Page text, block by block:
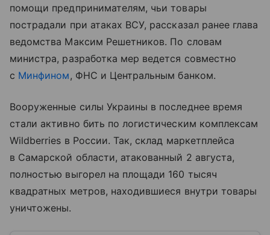
помощи предпринимателям, чьи товары
пострадали при атаках ВСУ, рассказал ранее глава
ведомства Максим Решетников. По словам
министра, разработка мер ведется совместно
с Минфином, ФНС и Центральным банком.
Вооруженные силы Украины в последнее время
стали активно бить по логистическим комплексам
Wildberries в России. Так, склад маркетплейса
в Самарской области, атакованный 2 августа,
полностью выгорел на площади 160 тысяч
квадратных метров, находившиеся внутри товары
уничтожены.